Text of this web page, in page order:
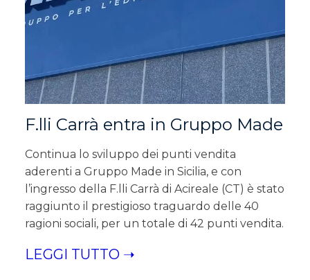
F.lli Carrà entra in Gruppo Made
Continua lo sviluppo dei punti vendita
aderenti a Gruppo Made in Sicilia, e con
l’ingresso della F.lli Carrà di Acireale (CT) è stato
raggiunto il prestigioso traguardo delle 40
ragioni sociali, per un totale di 42 punti vendita.
LEGGI TUTTO ➝